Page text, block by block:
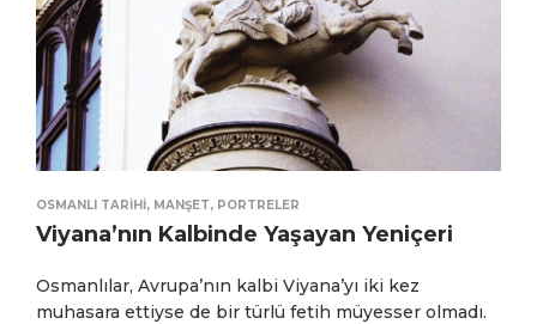
OSMANLI TARIHI, MANŞET, PORTRELER
Viyana’nın Kalbinde Yaşayan Yeniçeri
Osmanlılar, Avrupa’nın kalbi Viyana’yı iki kez
muhasara ettiyse de bir türlü fetih müyesser olmadı.